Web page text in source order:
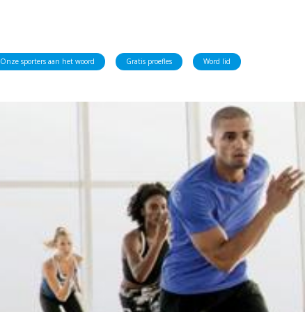
Onze sporters aan het woord Gratis proefles Word lid